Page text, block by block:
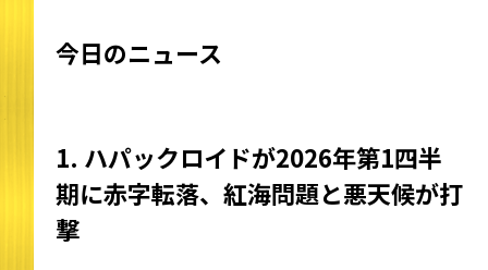
今日のニュース
1. ハパックロイドが2026年第1四半
期に赤字転落、紅海問題と悪天候が打
撃